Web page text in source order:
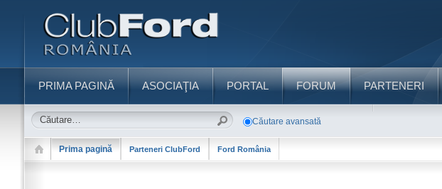
PRIMA PAGINĂ ASOCIAŢIA PORTAL FORUM PARTENERI
Căutare avansată
Prima pagină Parteneri ClubFord Ford România